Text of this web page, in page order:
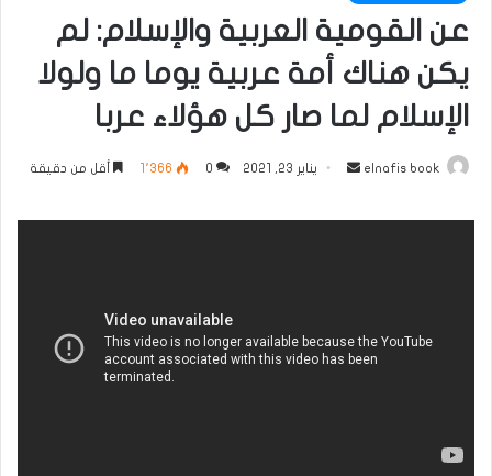
عن القومية العربية والإسلام: لم
يكن هناك أمة عربية يوما ما ولولا
الإسلام لما صار كل هؤلاء عربا
elnafis book
أرسل
إلكترونيا
يناير 23, 2021 0 1٬366 أقل من دقيقة